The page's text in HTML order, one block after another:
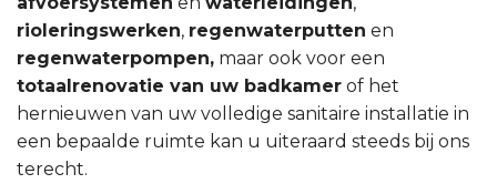
rioleringswerken, regenwaterputten en
regenwaterpompen, maar ook voor een
totaalrenovatie van uw badkamer of het
hernieuwen van uw volledige sanitaire installatie in
een bepaalde ruimte kan u uiteraard steeds bij ons
terecht.